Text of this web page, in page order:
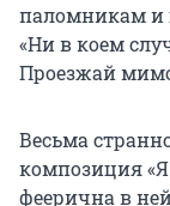
паломникам и
«Ни в коем
Проезжай
Весьма
композиция
феерична в